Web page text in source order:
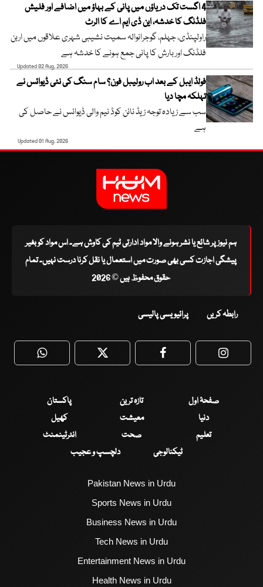
4 اگست تک دریاؤں میں پانی کے بہاؤ میں اضافے اور فلیش
فلڈنگ کا خدشہ، این ڈی ایم اے کا الرٹ
راولپنڈی، جہلم، گوجرانوالہ سمیت نشیبی شہری علاقوں میں اربن
فلڈنگ اور بارش کا پانی جمع ہونے کا خدشہ ہے
Updated 02 Aug, 2026
فولڈ ایبل کے بعد اب رولیبل فون؟ سام سنگ کی نئی ڈیوائس نے
تہلکہ مچا دیا
سب سے زیادہ توجہ زیڈ نائن کوڈ نیم والی ڈیوائس نے حاصل کی
ہے
Updated 01 Aug, 2026
ہم نیوز پر شائع یا نشر ہونے والا مواد ادارتی ٹیم کی کاوش ہے۔ اس مواد کو بغیر
پیشگی اجازت کسی بھی صورت میں استعمال یا نقل کرنا درست نہیں۔ تمام
حقوق محفوظ ہیں © 2026
رابطہ کریں پرائیویسی پالیسی
WhatsApp Twitter Facebook
صفحۂ اول تازہ ترین
پاکستان
دنیا
معیشت
کھیل
تعلیم
صحت
انٹرٹینمنٹ
ٹیکنالوجی
دلچسپ و عجیب
Pakistan News in Urdu
Sports News in Urdu
Business News in Urdu
Tech News in Urdu
Entertainment News in Urdu
Health News in Urdu